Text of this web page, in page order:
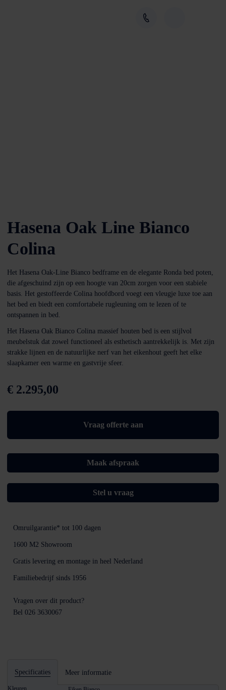
Hasena Oak Line Bianco
Colina
Het Hasena Oak-Line Bianco bedframe en de elegante Ronda bed poten,
die afgeschuind zijn op een hoogte van 20cm zorgen voor een stabiele
basis. Het gestoffeerde Colina hoofdbord voegt een vleugje luxe toe aan
het bed en biedt een comfortabele rugleuning om te lezen of te
ontspannen in bed.
Het Hasena Oak Bianco Colina massief houten bed is een stijlvol
meubelstuk dat zowel functioneel als esthetisch aantrekkelijk is. Met zijn
strakke lijnen en de natuurlijke nerf van het eikenhout geeft het elke
slaapkamer een warme en gastvrije sfeer.
€ 2.295,00
Vraag offerte aan
Maak afspraak
Stel u vraag
Omruilgarantie* tot 100 dagen
1600 M2 Showroom
Gratis levering en montage in heel Nederland
Familiebedrijf sinds 1956
Vragen over dit product?
Bel 026 3630067
Specificaties Meer informatie
Kleuren